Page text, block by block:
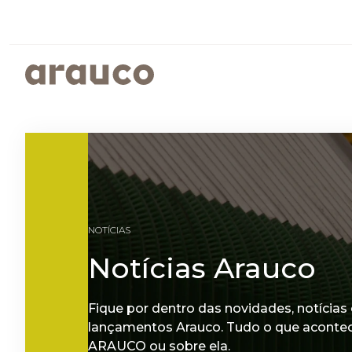
EUROPE
CENTRO AMERICA UK
PAINÉIS REVESTIDOS
ARAUCO MELAMINA
ARAUCO COLOR
SUSTENTABILIDADE
PROGRAMAS SOCIOAMBIENTAIS
RELATÓRIOS DE SUSTENTABILIDADE
ISTO É ARAUCO
GOVERNANÇA CORPORATIVA
FALE CONOSCO
NOTÍCIAS
Notícias Arauco
Fique por dentro das novidades, notícias
lançamentos Arauco. Tudo o que
ARAUCO ou sobre ela.